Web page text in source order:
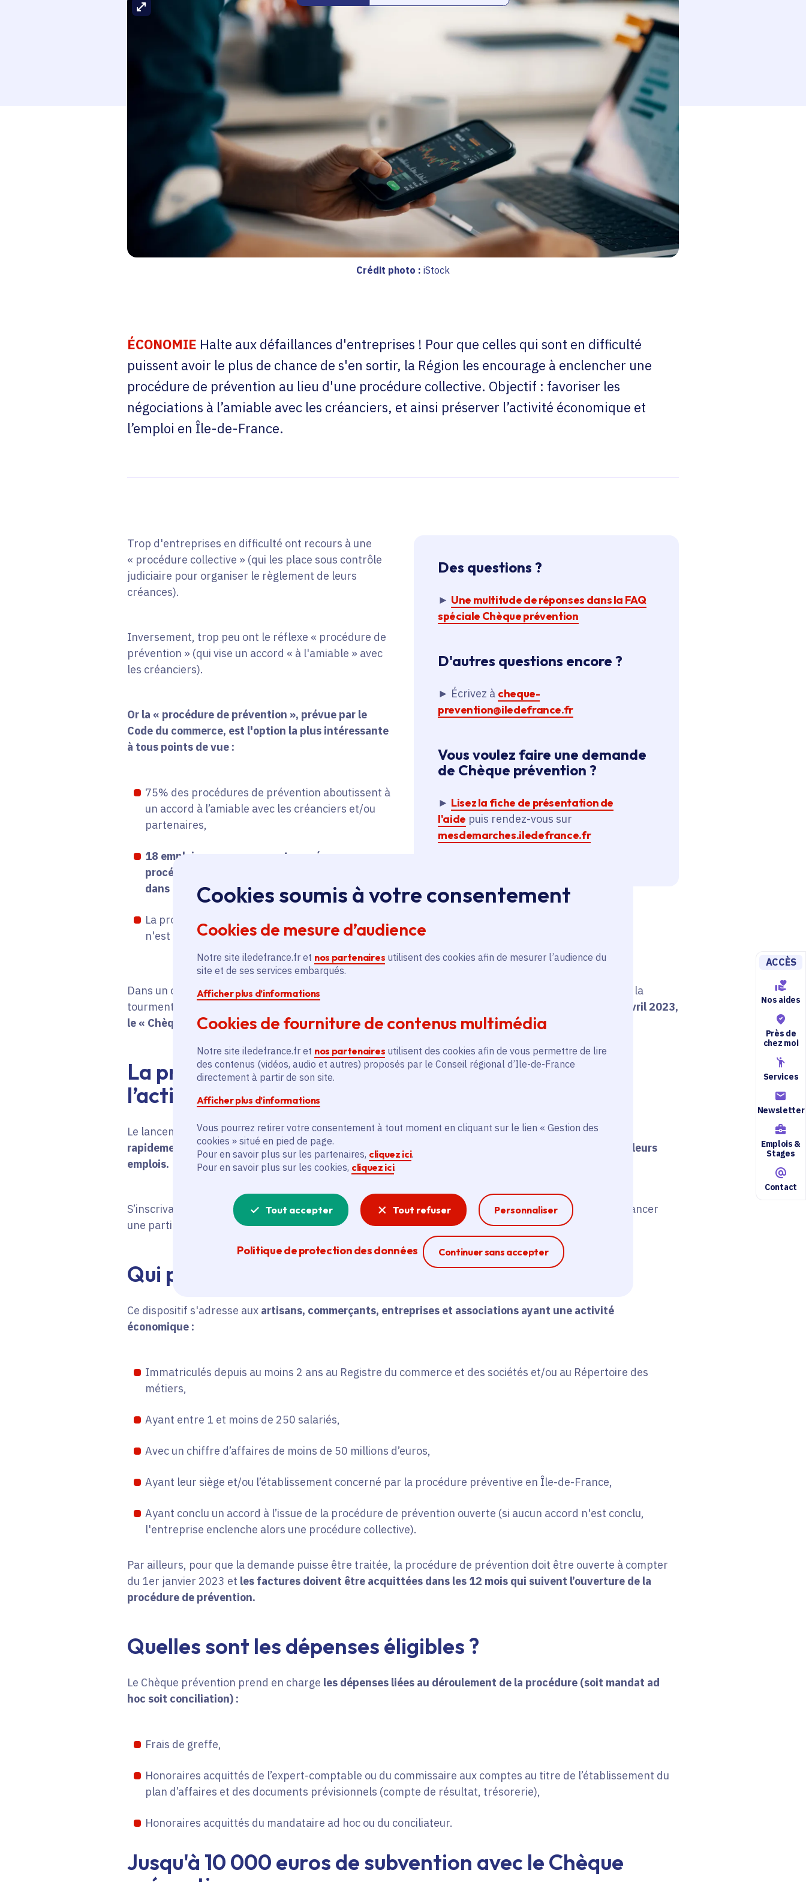
Cookies soumis à votre consentement
Cookies de mesure d’audience
Notre site iledefrance.fr et nos partenaires utilisent des cookies afin de mesurer l’audience du
site et de ses services embarqués.
Afficher plus d’informations
Cookies de fourniture de contenus multimédia
Notre site iledefrance.fr et nos partenaires utilisent des cookies afin de vous permettre de lire
des contenus (vidéos, audio et autres) proposés par le Conseil régional d’Ile-de-France
directement à partir de son site.
Afficher plus d’informations
Vous pourrez retirer votre consentement à tout moment en cliquant sur le lien « Gestion des
cookies » situé en pied de page.
Pour en savoir plus sur les partenaires, cliquez ici.
Pour en savoir plus sur les cookies, cliquez ici.
Tout accepter Tout refuser Personnaliser
Politique de protection des données Continuer sans accepter
Ferme la modale
ACCÈS
Nos aides
Près de
chez moi
Services
Newsletter
Emplois &
Stages
Contact
Agrandir l'image
Crédit photo : iStock
ÉCONOMIE Halte aux défaillances d'entreprises ! Pour que celles qui sont en difficulté
puissent avoir le plus de chance de s'en sortir, la Région les encourage à enclencher une
procédure de prévention au lieu d'une procédure collective. Objectif : favoriser les
négociations à l’amiable avec les créanciers, et ainsi préserver l’activité économique et
l’emploi en Île-de-France.
Trop d'entreprises en difficulté ont recours à une
« procédure collective » (qui les place sous contrôle
judiciaire pour organiser le règlement de leurs
créances).
Inversement, trop peu ont le réflexe « procédure de
prévention » (qui vise un accord « à l'amiable » avec
les créanciers).
Or la « procédure de prévention », prévue par le
Code du commerce, est l'option la plus intéressante
à tous points de vue :
75% des procédures de prévention aboutissent à
un accord à l’amiable avec les créanciers et/ou
partenaires,
18 emplois en moyenne sont sauvés par une
procédure de prévention, contre moins de 3
dans le cadre d'une procédure collective,
La procédure reste confidentielle et le dirigeant
n'est pas dessaisi du pilotage de son entreprise.
Des questions ?
► Une multitude de réponses dans la FAQ
spéciale Chèque prévention
D'autres questions encore ?
► Écrivez à cheque-
prevention@iledefrance.fr
Vous voulez faire une demande
de Chèque prévention ?
► Lisez la fiche de présentation de
l'aide puis rendez-vous sur
mesdemarches.iledefrance.fr
Dans un contexte difficile pour les entreprises, la Région entend donc encourager celles qui sont dans la
tourmente à recourir à la procédure de prévention. Pour cela, elle met à leur disposition,
depuis le 3 avril 2023,
le « Chèque prévention ».
La procédure de prévention pour mieux préserver
l’activité et l’emploi
Le lancement du Chèque prévention a pour but d’aider les TPE et PME franciliennes à réagir le plus
rapidement possible en cas de difficulté financière pour leur permettre de préserver leur activité et leurs
emplois.
S’inscrivant dans la stratégie économique régionaleImpact 2028, le Chèque prévention permet de financer
une partie des coûts de la procédure de prévention.
Qui peut bénéficier du Chèque prévention ?
Ce dispositif s'adresse aux artisans, commerçants, entreprises et associations ayant une activité
économique :
Immatriculés depuis au moins 2 ans au Registre du commerce et des sociétés et/ou au Répertoire des
métiers,
Ayant entre 1 et moins de 250 salariés,
Avec un chiffre d’affaires de moins de 50 millions d’euros,
Ayant leur siège et/ou l’établissement concerné par la procédure préventive en Île-de-France,
Ayant conclu un accord à l’issue de la procédure de prévention ouverte (si aucun accord n'est conclu,
l'entreprise enclenche alors une procédure collective).
Par ailleurs, pour que la demande puisse être traitée, la procédure de prévention doit être ouverte à compter
du 1er janvier 2023 et les factures doivent être acquittées dans les 12 mois qui suivent l’ouverture de la
procédure de prévention.
Quelles sont les dépenses éligibles ?
Le Chèque prévention prend en charge les dépenses liées au déroulement de la procédure (soit mandat ad
hoc soit conciliation) :
Frais de greffe,
Honoraires acquittés de l’expert-comptable ou du commissaire aux comptes au titre de l’établissement du
plan d’affaires et des documents prévisionnels (compte de résultat, trésorerie),
Honoraires acquittés du mandataire ad hoc ou du conciliateur.
Jusqu'à 10 000 euros de subvention avec le Chèque